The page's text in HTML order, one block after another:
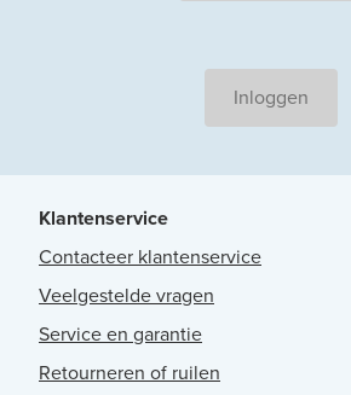
Inloggen
Klantenservice
Contacteer klantenservice
Veelgestelde vragen
Service en garantie
Retourneren of ruilen